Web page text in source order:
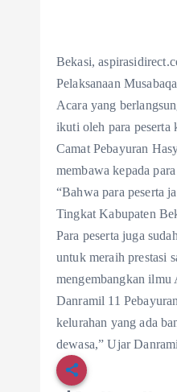
Bekasi,
Pelaksanaan
Acara yang
ikuti oleh para peserta
Camat Pebayuran
membawa kepada
“Bahwa para peserta
Tingkat Kabupaten
Para peserta juga
untuk meraih prestasi
mengembangkan ilmu
Danramil 11
kelurahan yang ada
dewasa,” Ujar